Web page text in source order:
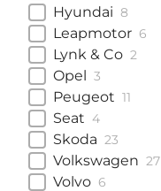
Hyundai 8
Leapmotor 6
Lynk & Co 2
Opel 3
Peugeot 11
Seat 4
Skoda 23
Volkswagen 27
Volvo 6